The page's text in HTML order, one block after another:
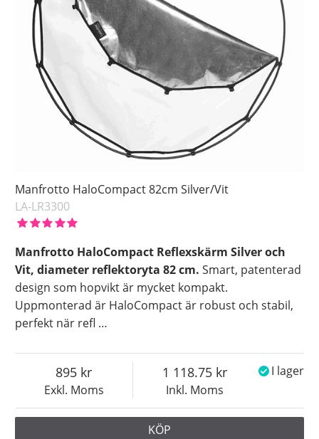
Manfrotto HaloCompact 82cm Silver/Vit
LA-LR3300
Manfrotto HaloCompact Reflexskärm Silver och
Vit, diameter reflektoryta 82 cm. Smart, patenterad
design som hopvikt är mycket kompakt.
Uppmonterad är HaloCompact är robust och stabil,
perfekt när refl …
Exkl. Moms
895
Inkl. Moms
1 118.75 I lager
KÖP